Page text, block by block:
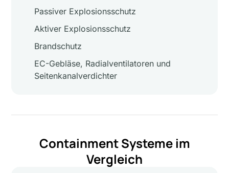
Passiver Explosionsschutz
Aktiver Explosionsschutz
Brandschutz
EC-Gebläse, Radialventilatoren und
Seitenkanalverdichter
Containment Systeme im
Vergleich